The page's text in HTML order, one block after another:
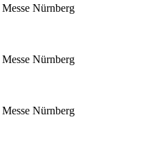
Nürnberg
Nürnberg
Nürnberg